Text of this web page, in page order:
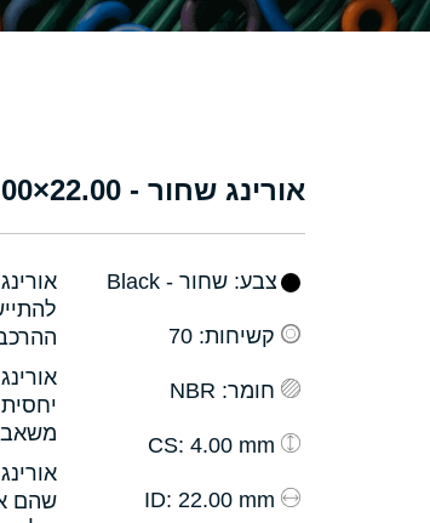
אורינג שחור - 22.00×4.00 NBR 70 Black O-Ring
שהם
צבע: שחור - Black
קשיחות: 70
חומר: NBR
: 4.00 mm
: 22.00 mm